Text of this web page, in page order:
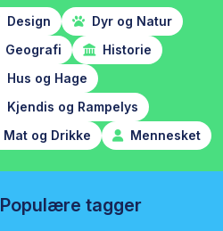
Design
Dyr og Natur
Geografi
Historie
Hus og Hage
Kjendis og Rampelys
Mat og Drikke
Mennesket
Populære tagger